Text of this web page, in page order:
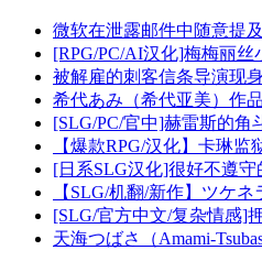
微软在泄露邮件中随意提
[RPG/PC/AI汉化]梅梅丽丝
被解雇的刺客信条导演现
希代あみ（希代亚美）作
[SLG/PC/官中]赫雷斯的角
【爆款RPG/汉化】卡琳监
[日系SLG汉化]很好不遵守
【SLG/机翻/新作】ツケネ
[SLG/官方中文/复杂情感]
天海つばさ（Amami-